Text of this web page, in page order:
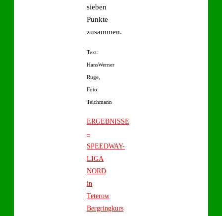
sieben
Punkte
zusammen.
Text:
HansWerner
Ruge,
Foto:
Teichmann
ERGEBNISSE
–
SPEEDWAY-
LIGA
NORD
in
Teterow
Bergringkurs